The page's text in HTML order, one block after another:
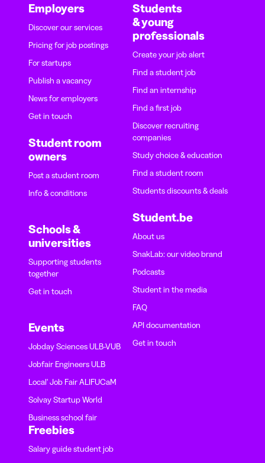
Employers
Discover our services
Pricing for job postings
For startups
Publish a vacancy
News for employers
Get in touch
Student room
owners
Post a student room
Info & conditions
Schools &
universities
Supporting students
together
Get in touch
Events
Jobday Sciences ULB-VUB
Jobfair Engineers ULB
Local' Job Fair ALIFUCaM
Solvay Startup World
Business school fair
Students
& young
professionals
Create your job alert
Find a student job
Find an internship
Find a first job
Discover recruiting
companies
Study choice & education
Find a student room
Students discounts & deals
Student.be
About us
SnakLab: our video brand
Podcasts
Student in the media
FAQ
API documentation
Get in touch
Freebies
Salary guide student job